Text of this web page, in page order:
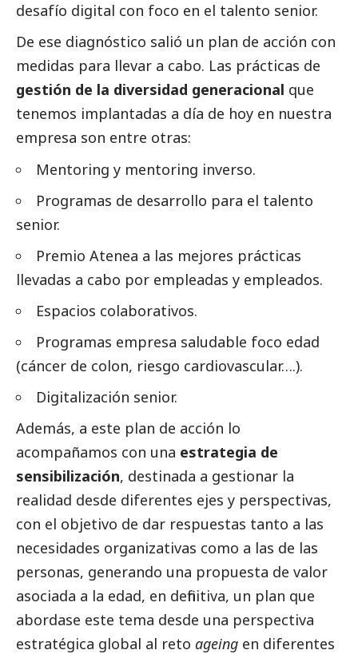
desafío digital con foco en el talento senior.
De ese diagnóstico salió un plan de acción con
medidas para llevar a cabo. Las prácticas de
gestión de la diversidad generacional que
tenemos implantadas a día de hoy en nuestra
empresa son entre otras:
Mentoring y mentoring inverso.
Programas de desarrollo para el talento
senior.
Premio Atenea a las mejores prácticas
llevadas a cabo por empleadas y empleados.
Espacios colaborativos.
Programas empresa saludable foco edad
(cáncer de colon, riesgo cardiovascular….).
Digitalización senior.
Además, a este plan de acción lo
acompañamos con una estrategia de
sensibilización, destinada a gestionar la
realidad desde diferentes ejes y perspectivas,
con el objetivo de dar respuestas tanto a las
necesidades organizativas como a las de las
personas, generando una propuesta de valor
asociada a la edad, en definitiva, un plan que
abordase este tema desde una perspectiva
estratégica global al reto ageing en diferentes